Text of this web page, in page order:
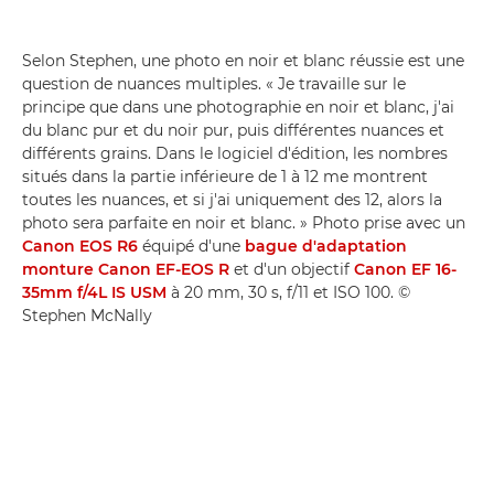
Selon Stephen, une photo en noir et blanc réussie est une
question de nuances multiples. « Je travaille sur le
principe que dans une photographie en noir et blanc, j'ai
du blanc pur et du noir pur, puis différentes nuances et
différents grains. Dans le logiciel d'édition, les nombres
situés dans la partie inférieure de 1 à 12 me montrent
toutes les nuances, et si j'ai uniquement des 12, alors la
photo sera parfaite en noir et blanc. » Photo prise avec un
Canon EOS R6 équipé d'une bague d'adaptation
monture Canon EF-EOS R et d'un objectif Canon EF 16-
35mm f/4L IS USM à 20 mm, 30 s, f/11 et ISO 100. ©
Stephen McNally